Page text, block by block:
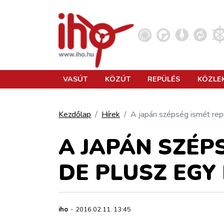
KÖZLEKEDÉSFEJLESZTÉS
ELLÁTÁSI LÁNC
VASÚT KÖZÚT REPÜLÉS
Kezdőlap Hírek A japán szépség ismét
A JAPÁN
DE PLUSZ
iho · 2016.02.11. 13:45